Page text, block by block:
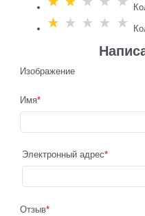
Изображение
Имя
Электронный адрес
Отзыв